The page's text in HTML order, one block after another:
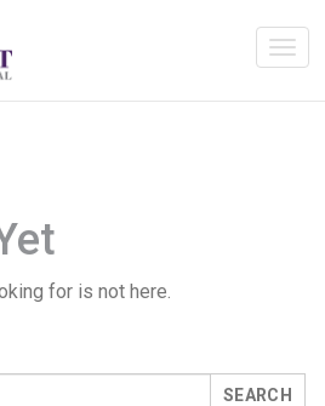
for is not here.
SEARCH